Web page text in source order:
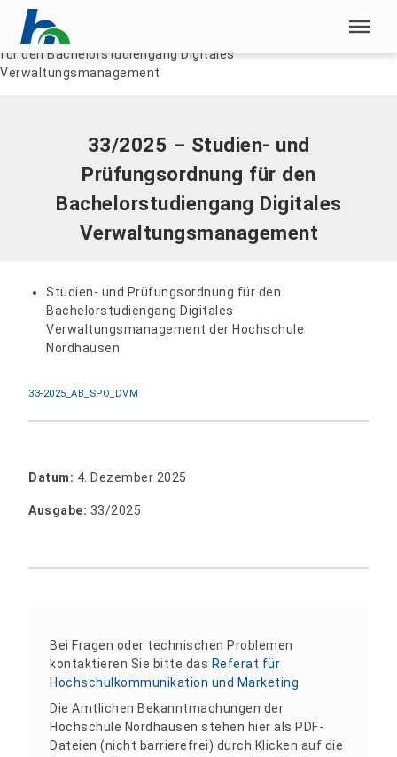
Menü überspringen
Menü überspringen
Home |Dokumente
33/2025 – Studien- und Prüfungsordnung
für den Bachelorstudiengang Digitales
Verwaltungsmanagement
33/2025 – Studien- und
Prüfungsordnung für den
Bachelorstudiengang Digitales
Verwaltungsmanagement
Studien- und Prüfungsordnung für den
Bachelorstudiengang Digitales
Verwaltungsmanagement der Hochschule
Nordhausen
33-2025_AB_SPO_DVM
Datum: 4. Dezember 2025
Ausgabe: 33/2025
Bei Fragen oder technischen Problemen
kontaktieren Sie bitte das Referat für
Hochschulkommunikation und Marketing
Die Amtlichen Bekanntmachungen der
Hochschule Nordhausen stehen hier als PDF-
Dateien (nicht barrierefrei) durch Klicken auf die